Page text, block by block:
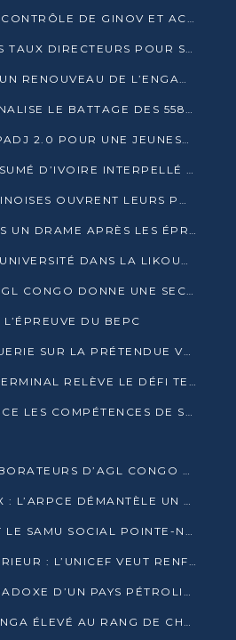
L’ARCHER PREND LE CONTRÔLE DE GINOV ET ACCÉLÈRE SON VIRAGE NUMÉRIQUE
LA BEAC ABAISSE SES TAUX DIRECTEURS POUR SOUTENIR LA CROISSANCE EN ZONE CEMAC
LE RUNR APPELLE À UN RENOUVEAU DE L’ENGAGEMENT MILITANT
CONGO TERMINAL FINALISE LE BATTAGE DES 558 PIEUX DU FUTUR QUAI DU MÔLE EST
MBOKA PROPRE ET PADJ 2.0 POUR UNE JEUNESSE PLUS AUTONOME
UN TRAFIQUANT PRÉSUMÉ D’IVOIRE INTERPELLÉ À DOLISIE
LES ENTREPRISES CHINOISES OUVRENT LEURS PORTES AUX JEUNES DIPLÔMÉS
SIBITI : 6 MORTS DANS UN DRAME APRÈS LES ÉPREUVES DU BEPC
LA CRÉATION D’UNE UNIVERSITÉ DANS LA LIKOUALA AU CŒUR D’UNE RÉFLEXION NATIONALE
ÉCONOMIE VERTE : AGL CONGO DONNE UNE SECONDE VIE À SES DÉCHETS INDUSTRIELS
DU BEPC
ALERTE À L’ESCROQUERIE SUR LA PRÉTENDUE VENTE DE PARCELLES AFAT
MÔLE EST : CONGO TERMINAL RELÈVE LE DÉFI TECHNIQUE DES SABLES BITUMINEUX
AGL CONGO RENFORCE LES COMPÉTENCES DE SES ÉQUIPES AVEC LA CERTIFICATION CACES® R483
CONGO EN FORMATION JUSQU’EN JUILLET
FRAUDE À LA SIMBOX : L’ARPCE DÉMANTÈLE UN RÉSEAU UTILISANT DES CARTES SIM OUGANDAISES
CONGO TERMINAL ET LE SAMU SOCIAL POINTE-NOIRE RENOUVELLENT LEUR PARTENARIAT EN FAVEUR DES JEUNES VULNÉRABLES
ENSEIGNEMENT SUPÉRIEUR : L’UNICEF VEUT RENFORCER LA RECHERCHE SUR LES QUESTIONS DE L’ENFANCE
CARBURANT : LE PARADOXE D’UN PAYS PÉTROLIER CONFRONTÉ À DES PÉNURIES RÉCURRENTES
MAIXENT RAOUL OMINGA ÉLEVÉ AU RANG DE CHEVALIER DE L’ORDRE DE L’AMITIÉ ENTRE LA RUSSIE ET LE CONGO